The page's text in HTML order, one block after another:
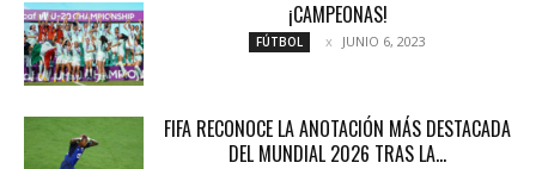
¡CAMPEONAS!
FÚTBOL JUNIO 6, 2023
FIFA RECONOCE LA ANOTACIÓN MÁS DESTACADA
DEL MUNDIAL 2026 TRAS LA...